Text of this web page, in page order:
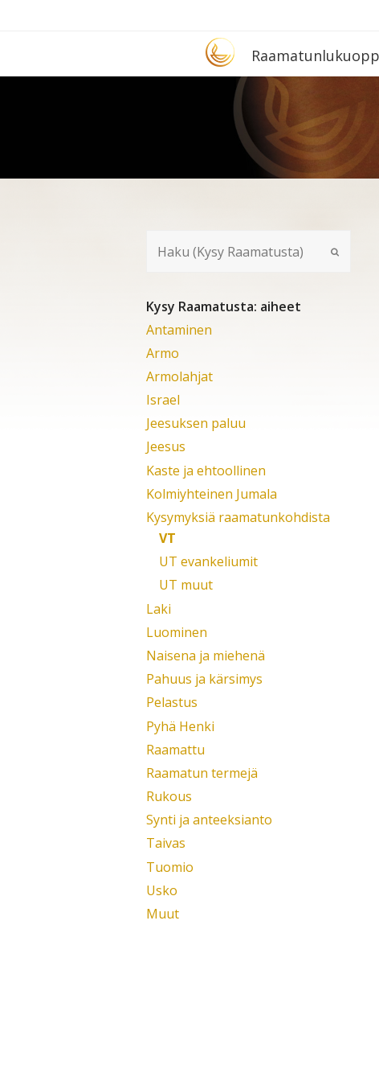
Etusivu
Kysy Raamatusta: aiheet
Antaminen
Armo
Armolahjat
Israel
Jeesuksen paluu
Jeesus
Kaste ja ehtoollinen
Kolmiyhteinen Jumala
Kysymyksiä raamatunkohdista
VT
UT evankeliumit
UT muut
Laki
Luominen
Naisena ja miehenä
Pahuus ja kärsimys
Pelastus
Pyhä Henki
Raamattu
Raamatun termejä
Rukous
Synti ja anteeksianto
Taivas
Tuomio
Usko
Muut